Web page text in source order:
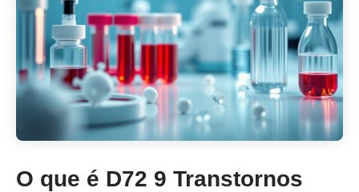
O que é D72 9 Transtornos